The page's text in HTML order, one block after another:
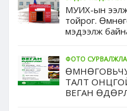
МУИХ-ын
тойрог.
мэдээлж
ФОТО
ТАЛТ
ВЕГАН